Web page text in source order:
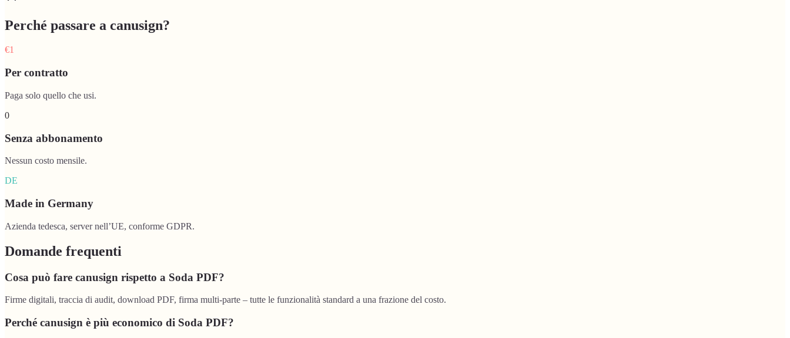
Perché passare a canusign?
€1
Per contratto
Paga solo quello che usi.
0
Senza abbonamento
Nessun costo mensile.
DE
Made in Germany
Azienda tedesca, server nell’UE, conforme GDPR.
Domande frequenti
Cosa può fare canusign rispetto a Soda PDF?
Firme digitali, traccia di audit, download PDF, firma multi-parte – tutte le funzionalità standard a una frazione del costo.
Perché canusign è più economico di Soda PDF?